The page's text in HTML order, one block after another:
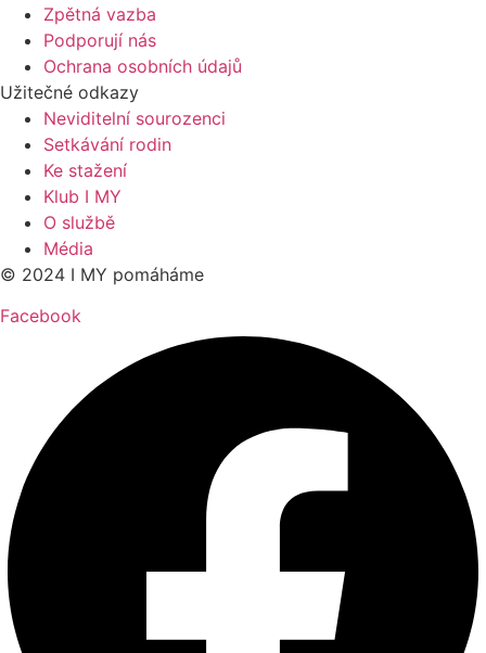
Zpětná vazba
Podporují nás
Ochrana osobních údajů
Užitečné odkazy
Neviditelní sourozenci
Setkávání rodin
Ke stažení
Klub I MY
O službě
Média
© 2024 I MY pomáháme
Facebook